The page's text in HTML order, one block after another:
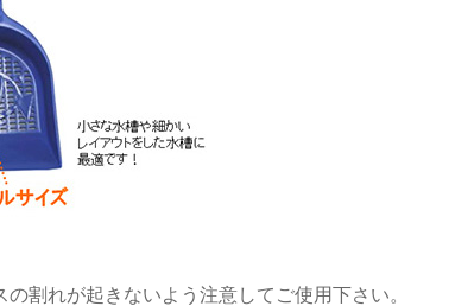
割れが起きないよう注意してご使用下さい。